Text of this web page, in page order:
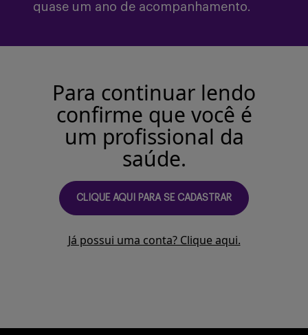
quase um ano de acompanhamento.
Para continuar lendo
confirme que você é
um profissional da
saúde.
CLIQUE AQUI PARA SE CADASTRAR
Já possui uma conta? Clique aqui.